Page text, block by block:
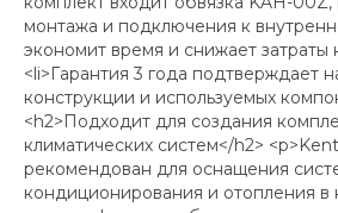
монтажа и подключения к
экономит время и снижает затраты
<li>Гарантия 3 года подтверждает
конструкции и используемых
<h2>Подходит для создания
климатических систем</h2>
рекомендован для оснащения
кондиционирования и отопления в